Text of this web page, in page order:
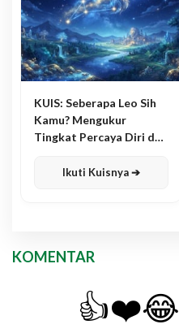
KUIS: Seberapa Leo Sih
Kamu? Mengukur
Tingkat Percaya Diri dan
Ikuti Kuisnya ➔
KOMENTAR
👍❤️😂